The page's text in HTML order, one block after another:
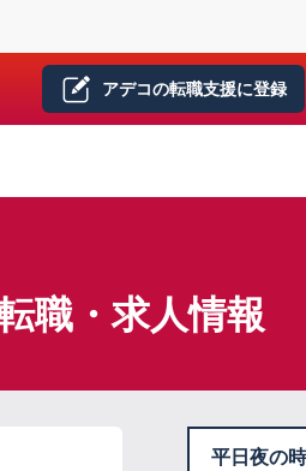
アデコの転職支援に登録
職・求人情報
平日夜の